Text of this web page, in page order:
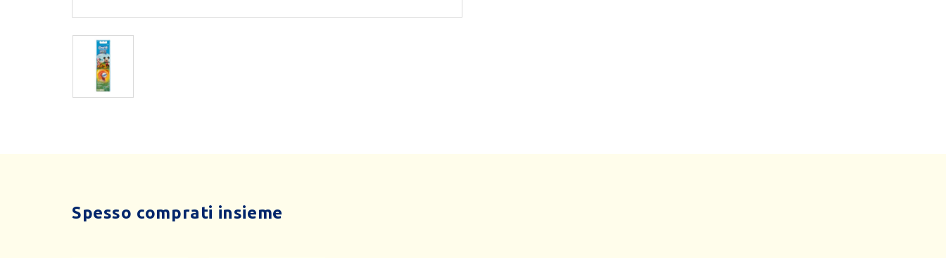
Spesso comprati insieme